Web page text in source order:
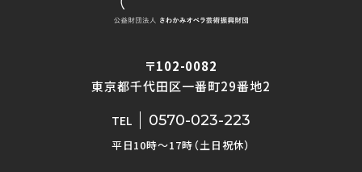
〒102-0082
東京都千代田区一番町29番地2
TEL 0570-023-223
平日10時〜17時（土日祝休）